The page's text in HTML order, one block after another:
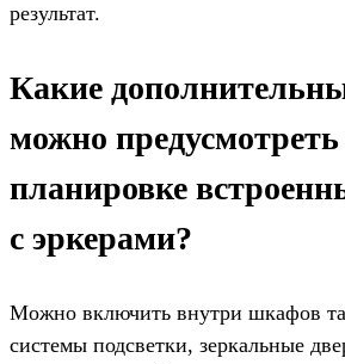
результат.
Какие
можно
планировке
с эркерами?
Можно включить внутри шкафов
системы подсветки, зеркальные